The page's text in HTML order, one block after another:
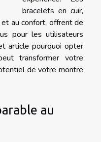
bracelets en cuir,
et au confort, offrent de
pour les utilisateurs
article pourquoi opter
transformer votre
de votre montre
au